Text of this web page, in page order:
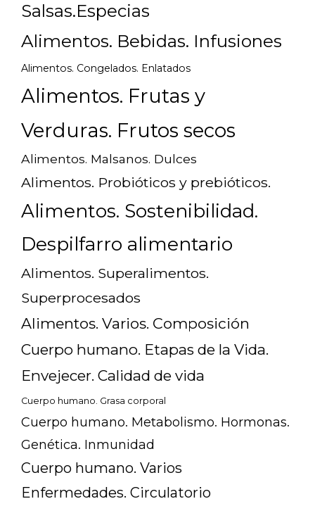
Salsas.Especias
Alimentos. Bebidas. Infusiones
Alimentos. Congelados. Enlatados
Alimentos. Frutas y
Verduras. Frutos secos
Alimentos. Malsanos. Dulces
Alimentos. Probióticos y prebióticos.
Alimentos. Sostenibilidad.
Despilfarro alimentario
Alimentos. Superalimentos.
Superprocesados
Alimentos. Varios. Composición
Cuerpo humano. Etapas de la Vida.
Envejecer. Calidad de vida
Cuerpo humano. Grasa corporal
Cuerpo humano. Metabolismo. Hormonas.
Genética. Inmunidad
Cuerpo humano. Varios
Enfermedades. Circulatorio